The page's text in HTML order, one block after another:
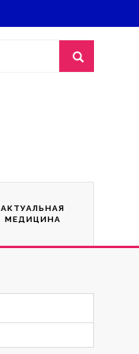
АКТУАЛЬНАЯ
МЕДИЦИНА